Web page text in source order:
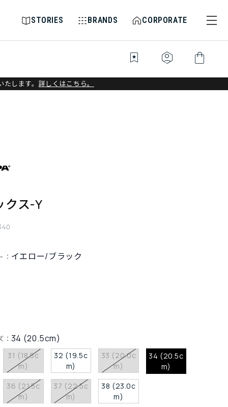
STORIES BRANDS CORPORATE
bookmark_star identity_platform shopping_bag
します。 詳しくはこちら。
クス-Y
： イエロー/ブラック
： 34 (20.5cm)
31 (18.5c
m)
32 (19.5c
m)
33 (20.0c
m)
34 (20.5c
m)
36 (21.5c
m)
37 (22.5c
m)
38 (23.0c
m)